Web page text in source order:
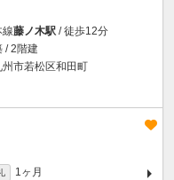
線藤ノ木駅 / 徒歩12分
/ 2階建
市若松区和田町
1ヶ月